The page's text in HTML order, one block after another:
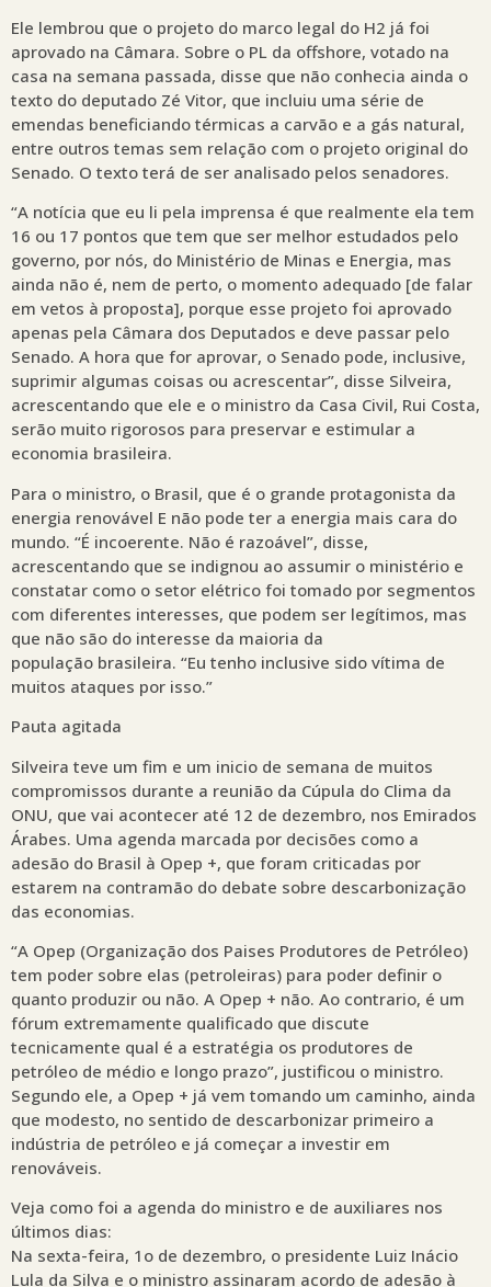
Ele lembrou que o projeto do marco legal do H2 já foi
aprovado na Câmara. Sobre o PL da offshore, votado na
casa na semana passada, disse que não conhecia ainda o
texto do deputado Zé Vitor, que incluiu uma série de
emendas beneficiando térmicas a carvão e a gás natural,
entre outros temas sem relação com o projeto original do
Senado. O texto terá de ser analisado pelos senadores.
“A notícia que eu li pela imprensa é que realmente ela tem
16 ou 17 pontos que tem que ser melhor estudados pelo
governo, por nós, do Ministério de Minas e Energia, mas
ainda não é, nem de perto, o momento adequado [de falar
em vetos à proposta], porque esse projeto foi aprovado
apenas pela Câmara dos Deputados e deve passar pelo
Senado. A hora que for aprovar, o Senado pode, inclusive,
suprimir algumas coisas ou acrescentar”, disse Silveira,
acrescentando que ele e o ministro da Casa Civil, Rui Costa,
serão muito rigorosos para preservar e estimular a
economia brasileira.
Para o ministro, o Brasil, que é o grande protagonista da
energia renovável E não pode ter a energia mais cara do
mundo. “É incoerente. Não é razoável”, disse,
acrescentando que se indignou ao assumir o ministério e
constatar como o setor elétrico foi tomado por segmentos
com diferentes interesses, que podem ser legítimos, mas
que não são do interesse da maioria da
população brasileira. “Eu tenho inclusive sido vítima de
muitos ataques por isso.”
Pauta agitada
Silveira teve um fim e um inicio de semana de muitos
compromissos durante a reunião da Cúpula do Clima da
ONU, que vai acontecer até 12 de dezembro, nos Emirados
Árabes. Uma agenda marcada por decisões como a
adesão do Brasil à Opep +, que foram criticadas por
estarem na contramão do debate sobre descarbonização
das economias.
“A Opep (Organização dos Paises Produtores de Petróleo)
tem poder sobre elas (petroleiras) para poder definir o
quanto produzir ou não. A Opep + não. Ao contrario, é um
fórum extremamente qualificado que discute
tecnicamente qual é a estratégia os produtores de
petróleo de médio e longo prazo”, justificou o ministro.
Segundo ele, a Opep + já vem tomando um caminho, ainda
que modesto, no sentido de descarbonizar primeiro a
indústria de petróleo e já começar a investir em
renováveis.
Veja como foi a agenda do ministro e de auxiliares nos
últimos dias:
Na sexta-feira, 1o de dezembro, o presidente Luiz Inácio
Lula da Silva e o ministro assinaram acordo de adesão à